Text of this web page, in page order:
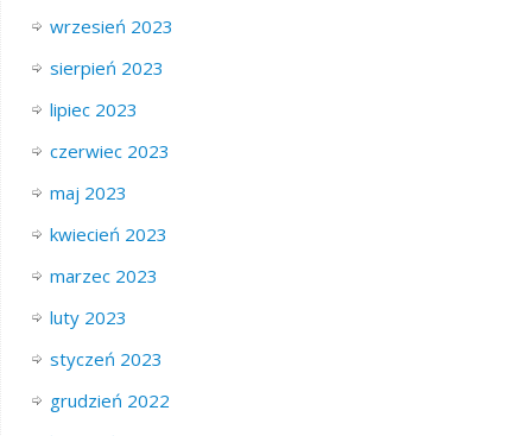
wrzesień 2023
sierpień 2023
lipiec 2023
czerwiec 2023
maj 2023
kwiecień 2023
marzec 2023
luty 2023
styczeń 2023
grudzień 2022